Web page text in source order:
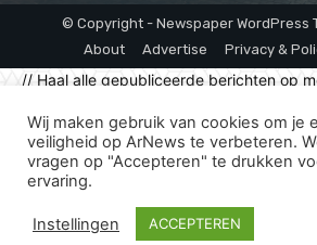
© Copyright - Newspaper WordPress
About
Advertise Privacy &
Wij maken gebruik van cookies om je
veiligheid op ArNews te verbeteren.
vragen op "Accepteren" te drukken
ervaring.
Instellingen ACCEPTEREN
// Haal alle gepubliceerde berichten op
=> 'post', 'post_status' => 'publish', 's' =>
'klimaatpersconferentie',
new WP_Query($args); if ($query-
($query->have_posts()) { $query-
"Persconferentie" toe aan de taxonomie
wp_set_object_terms(get_the_ID(),